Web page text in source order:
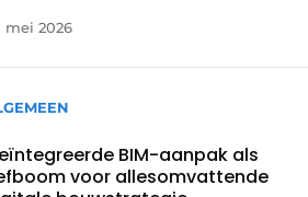
mei 2026
BIM-aanpak als
voor allesomvattende